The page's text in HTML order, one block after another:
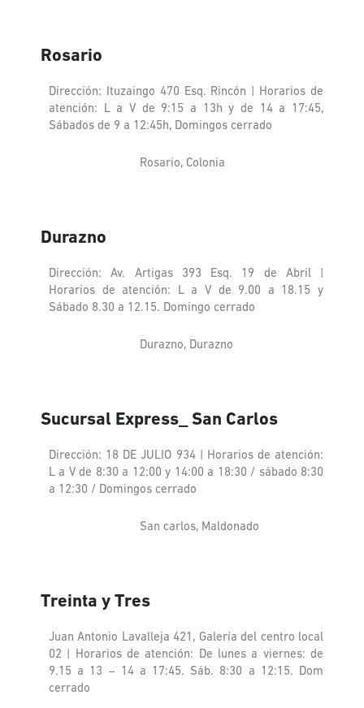
Rosario
Dirección: Ituzaingo 470 Esq. Rincón | Horarios de
atención: L a V de 9:15 a 13h y de 14 a 17:45,
Sábados de 9 a 12:45h, Domingos cerrado
Rosario, Colonia
Durazno
Dirección: Av. Artigas 393 Esq. 19 de Abril |
Horarios de atención: L a V de 9.00 a 18.15 y
Sábado 8.30 a 12.15. Domingo cerrado
Durazno, Durazno
Sucursal Express_ San Carlos
Dirección: 18 DE JULIO 934 | Horarios de atención:
L a V de 8:30 a 12:00 y 14:00 a 18:30 / sábado 8:30
a 12:30 / Domingos cerrado
San carlos, Maldonado
Treinta y Tres
Juan Antonio Lavalleja 421, Galería del centro local
02 | Horarios de atención: De lunes a viernes: de
9.15 a 13 – 14 a 17:45. Sáb. 8:30 a 12:15. Dom
cerrado